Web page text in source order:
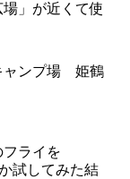
」が近くて使
ャンプ場 姫鶴
ライを
試してみた結